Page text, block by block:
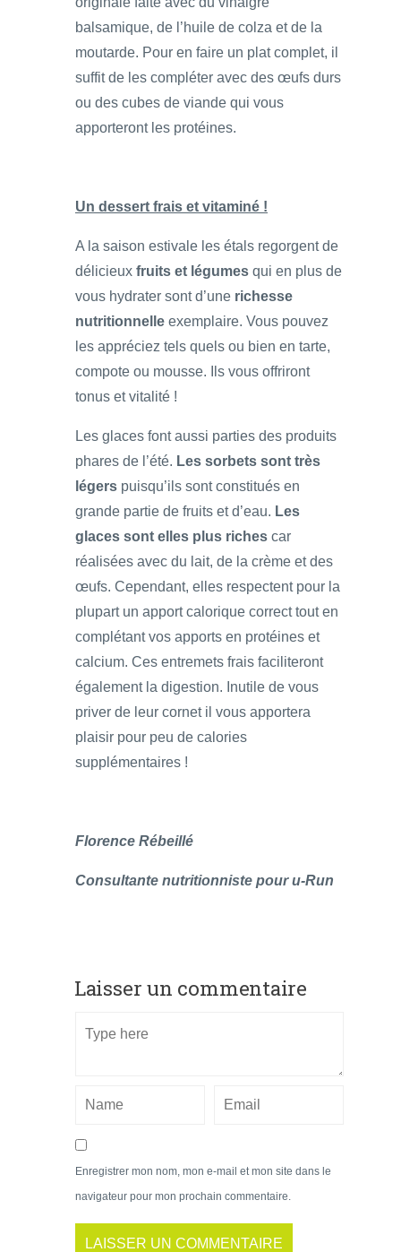
balsamique, de l’huile de colza et de la
moutarde. Pour en faire un plat complet, il
suffit de les compléter avec des œufs durs
ou des cubes de viande qui vous
apporteront les protéines.
Un dessert frais et vitaminé !
A la saison estivale les étals regorgent de
délicieux fruits et légumes qui en plus de
vous hydrater sont d’une richesse
nutritionnelle exemplaire. Vous pouvez
les appréciez tels quels ou bien en tarte,
compote ou mousse. Ils vous offriront
tonus et vitalité !
Les glaces font aussi parties des produits
phares de l’été. Les sorbets sont très
légers puisqu’ils sont constitués en
grande partie de fruits et d’eau. Les
glaces sont elles plus riches car
réalisées avec du lait, de la crème et des
œufs. Cependant, elles respectent pour la
plupart un apport calorique correct tout en
complétant vos apports en protéines et
calcium. Ces entremets frais faciliteront
également la digestion. Inutile de vous
priver de leur cornet il vous apportera
plaisir pour peu de calories
supplémentaires !
Florence Rébeillé
Consultante nutritionniste pour u-Run
Laisser un commentaire
Enregistrer mon nom, mon e-mail et mon site dans le
navigateur pour mon prochain commentaire.